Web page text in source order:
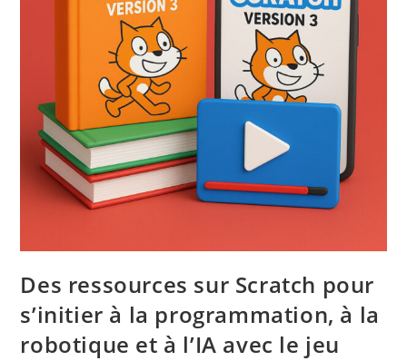
Des ressources sur Scratch pour
s’initier à la programmation, à la
robotique et à l’IA avec le jeu